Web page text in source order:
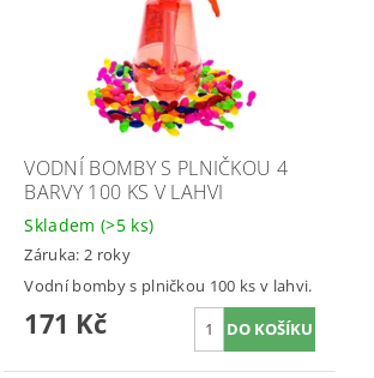
VODNÍ BOMBY S PLNIČKOU 4
BARVY 100 KS V LAHVI
Skladem (>5 ks)
Záruka: 2 roky
Vodní bomby s plničkou 100 ks v lahvi.
171 Kč